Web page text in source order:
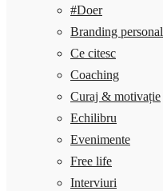
#Doer
Branding personal
Ce citesc
Coaching
Curaj & motivație
Echilibru
Evenimente
Free life
Interviuri